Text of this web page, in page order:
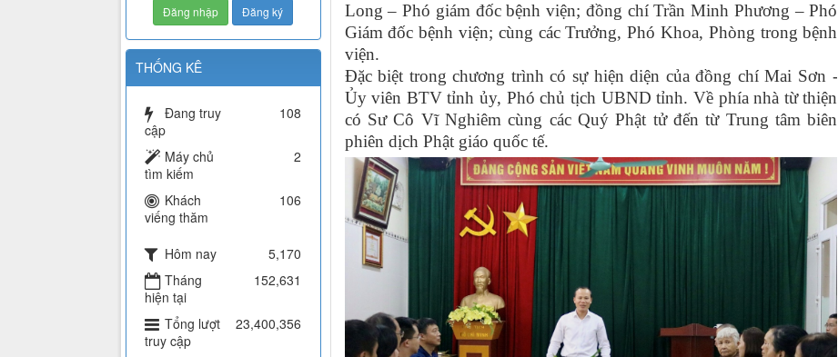
Long – Phó giám đốc bệnh viện; đồng chí Trần Minh Phương – Phó
Giám đốc bệnh viện; cùng các Trưởng, Phó Khoa, Phòng trong bệnh
viện.
Đặc biệt trong chương trình có sự hiện diện của đồng chí Mai Sơn -
Ủy viên BTV tỉnh ủy, Phó chủ tịch UBND tỉnh. Về phíanhà từ thiện
có Sư Cô Vĩ Nghiêm cùng các Quý Phật tử đến từ Trung tâm biên
phiên dịch Phật giáo quốc tế.
Đăng nhập Đăng ký
THỐNG KÊ
Đang truy
cập
108
Máy chủ
tìm kiếm
2
Khách
viếng thăm
106
Hôm nay
5,170
Tháng
hiện tại
152,631
Tổng lượt
truy cập
23,400,356